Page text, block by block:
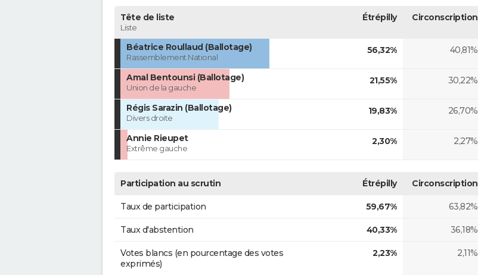
Tête de liste
Liste
Étrépilly Circonscription
Béatrice Roullaud (Ballotage)
Rassemblement National
56,32% 40,81%
Amal Bentounsi (Ballotage)
Union de la gauche
21,55% 30,22%
Régis Sarazin (Ballotage)
Divers droite
19,83% 26,70%
Annie Rieupet
Extrême gauche
2,30% 2,27%
Participation au scrutin Étrépilly Circonscription
Taux de participation 59,67% 63,82%
Taux d'abstention 40,33% 36,18%
Votes blancs (en pourcentage des votes
exprimés)
2,23% 2,11%